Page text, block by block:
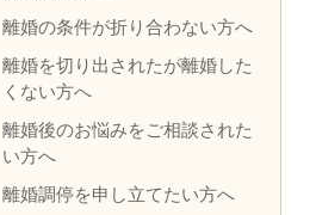
離婚の条件が折り合わない方へ
離婚を切り出されたが離婚した
くない方へ
離婚後のお悩みをご相談された
い方へ
離婚調停を申し立てたい方へ